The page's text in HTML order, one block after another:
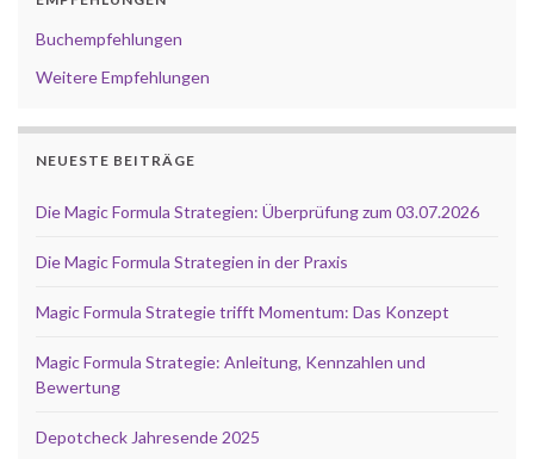
Buchempfehlungen
Weitere Empfehlungen
NEUESTE BEITRÄGE
Die Magic Formula Strategien: Überprüfung zum 03.07.2026
Die Magic Formula Strategien in der Praxis
Magic Formula Strategie trifft Momentum: Das Konzept
Magic Formula Strategie: Anleitung, Kennzahlen und
Bewertung
Depotcheck Jahresende 2025